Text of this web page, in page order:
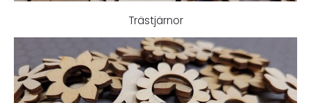
Trästjärnor